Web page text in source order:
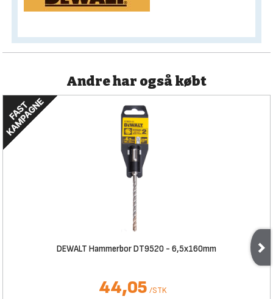
Andre har også købt
DEWALT Hammerbor DT9520 - 6,5x160mm
44,05 /STK